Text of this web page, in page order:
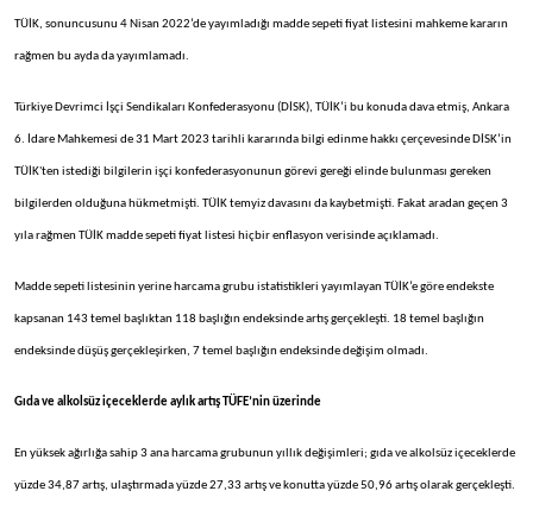
TÜİK, sonuncusunu 4 Nisan 2022’de yayımladığı madde sepeti fiyat listesini mahkeme kararın
rağmen bu ayda da yayımlamadı.
Türkiye Devrimci İşçi Sendikaları Konfederasyonu (DİSK), TÜİK’i bu konuda dava etmiş, Ankara
6. İdare Mahkemesi de 31 Mart 2023 tarihli kararında bilgi edinme hakkı çerçevesinde DİSK’in
TÜİK'ten istediği bilgilerin işçi konfederasyonunun görevi gereği elinde bulunması gereken
bilgilerden olduğuna hükmetmişti. TÜİK temyiz davasını da kaybetmişti. Fakat aradan geçen 3
yıla rağmen TÜİK madde sepeti fiyat listesi hiçbir enflasyon verisinde açıklamadı.
Madde sepeti listesinin yerine harcama grubu istatistikleri yayımlayan TÜİK’e göre endekste
kapsanan 143 temel başlıktan 118 başlığın endeksinde artış gerçekleşti. 18 temel başlığın
endeksinde düşüş gerçekleşirken, 7 temel başlığın endeksinde değişim olmadı.
Gıda ve alkolsüz içeceklerde aylık artış TÜFE’nin üzerinde
En yüksek ağırlığa sahip 3 ana harcama grubunun yıllık değişimleri; gıda ve alkolsüz içeceklerde
yüzde 34,87 artış, ulaştırmada yüzde 27,33 artış ve konutta yüzde 50,96 artış olarak gerçekleşti.